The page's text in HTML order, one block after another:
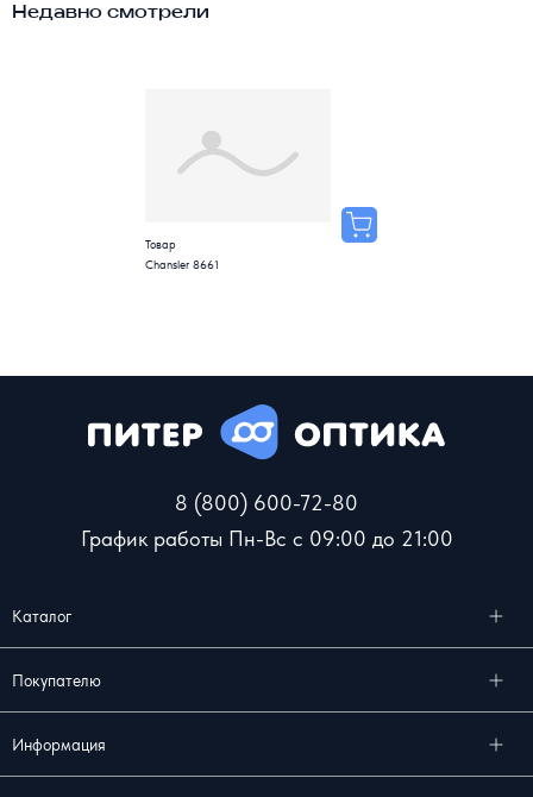
Недавно смотрели
Товар
Chansler 8661
8 (800) 600-72-80
График работы Пн-Вс с 09:00 до 21:00
Каталог
Покупателю
Информация